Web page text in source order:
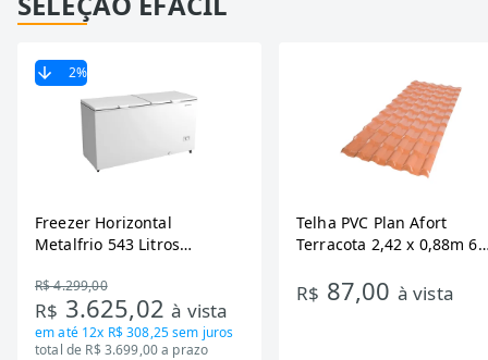
2%
Freezer Horizontal
Metalfrio 543 Litros
Tecnologia Inverter, Branco,
Bivolt
R$ 4.299,00
R$ 3.625,02à vista
em até 12x R$ 308,25sem juros
total de R$ 3.699,00 a prazo
Telha PVC Plan Afort
Terracota 2,42 x 0,88m 6
R$ 87,00 à vista